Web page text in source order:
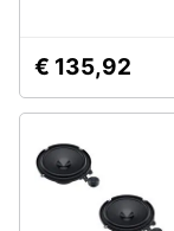
€ 135,92